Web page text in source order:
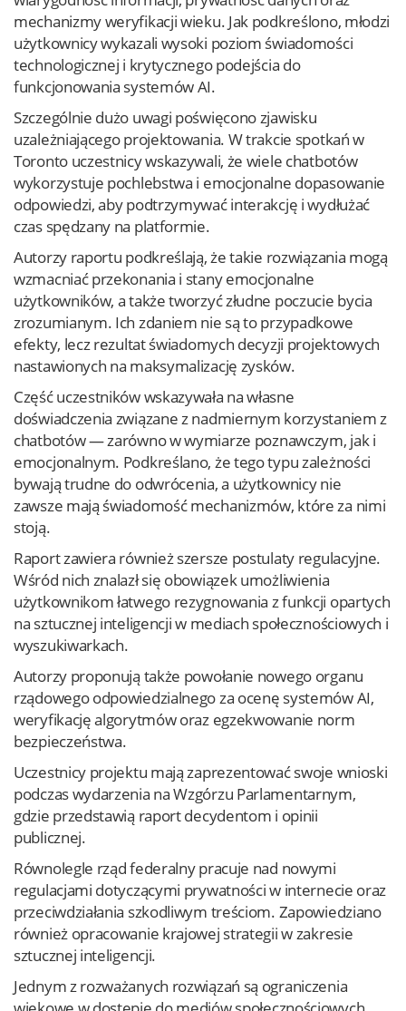
mechanizmy weryfikacji wieku. Jak podkreślono, młodzi
użytkownicy wykazali wysoki poziom świadomości
technologicznej i krytycznego podejścia do
funkcjonowania systemów AI.
Szczególnie dużo uwagi poświęcono zjawisku
uzależniającego projektowania. W trakcie spotkań w
Toronto uczestnicy wskazywali, że wiele chatbotów
wykorzystuje pochlebstwa i emocjonalne dopasowanie
odpowiedzi, aby podtrzymywać interakcję i wydłużać
czas spędzany na platformie.
Autorzy raportu podkreślają, że takie rozwiązania mogą
wzmacniać przekonania i stany emocjonalne
użytkowników, a także tworzyć złudne poczucie bycia
zrozumianym. Ich zdaniem nie są to przypadkowe
efekty, lecz rezultat świadomych decyzji projektowych
nastawionych na maksymalizację zysków.
Część uczestników wskazywała na własne
doświadczenia związane z nadmiernym korzystaniem z
chatbotów — zarówno w wymiarze poznawczym, jak i
emocjonalnym. Podkreślano, że tego typu zależności
bywają trudne do odwrócenia, a użytkownicy nie
zawsze mają świadomość mechanizmów, które za nimi
stoją.
Raport zawiera również szersze postulaty regulacyjne.
Wśród nich znalazł się obowiązek umożliwienia
użytkownikom łatwego rezygnowania z funkcji opartych
na sztucznej inteligencji w mediach społecznościowych i
wyszukiwarkach.
Autorzy proponują także powołanie nowego organu
rządowego odpowiedzialnego za ocenę systemów AI,
weryfikację algorytmów oraz egzekwowanie norm
bezpieczeństwa.
Uczestnicy projektu mają zaprezentować swoje wnioski
podczas wydarzenia na Wzgórzu Parlamentarnym,
gdzie przedstawią raport decydentom i opinii
publicznej.
Równolegle rząd federalny pracuje nad nowymi
regulacjami dotyczącymi prywatności w internecie oraz
przeciwdziałania szkodliwym treściom. Zapowiedziano
również opracowanie krajowej strategii w zakresie
sztucznej inteligencji.
Jednym z rozważanych rozwiązań są ograniczenia